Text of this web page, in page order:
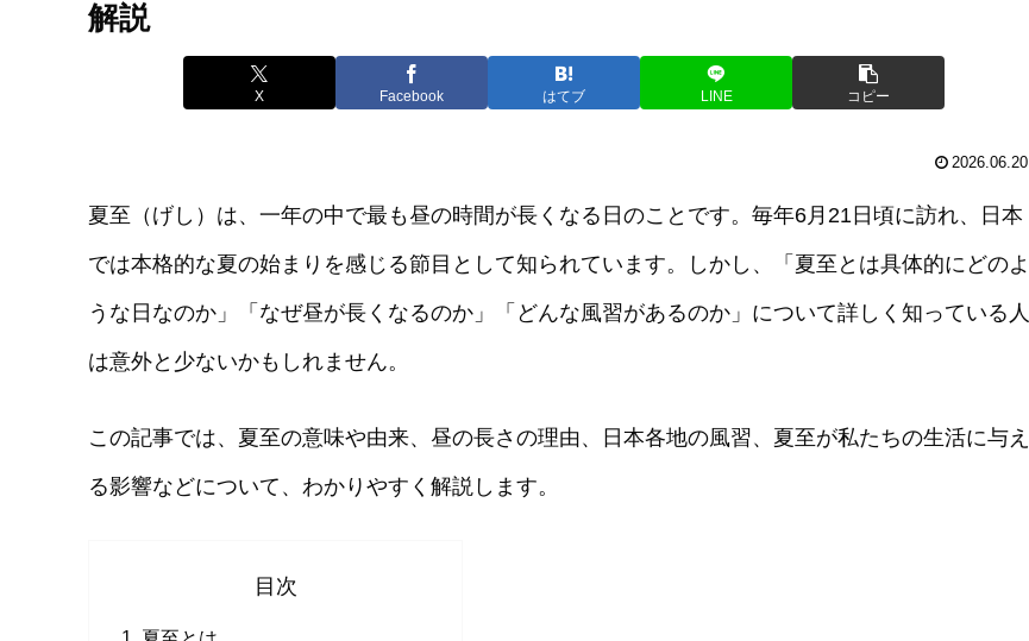
解説
X Facebook はてブ LINE コピー
2026.06.20
夏至（げし）は、一年の中で最も昼の時間が長くなる日のことです。毎年6月21日頃に訪れ、日本
では本格的な夏の始まりを感じる節目として知られています。しかし、「夏至とは具体的にどのよ
うな日なのか」「なぜ昼が長くなるのか」「どんな風習があるのか」について詳しく知っている人
は意外と少ないかもしれません。
この記事では、夏至の意味や由来、昼の長さの理由、日本各地の風習、夏至が私たちの生活に与え
る影響などについて、わかりやすく解説します。
目次